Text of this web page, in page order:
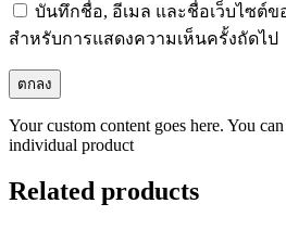
บันทึกชื่อ, อีเมล และชื่อเว็บไซต์ข
สำหรับการแสดงความเห็นครั้งถัดไป
Your custom content goes here. You
individual product
Related products